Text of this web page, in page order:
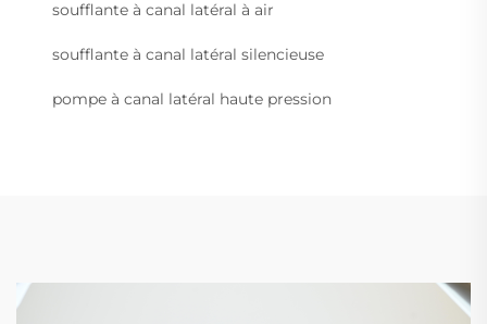
soufflante à canal latéral à air
soufflante à canal latéral silencieuse
pompe à canal latéral haute pression